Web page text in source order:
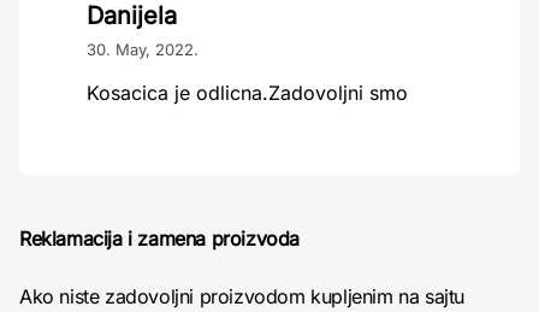
Danijela
30. May, 2022.
Kosacica je odlicna.Zadovoljni smo
Reklamacija i zamena proizvoda
Ako niste zadovoljni proizvodom kupljenim na sajtu